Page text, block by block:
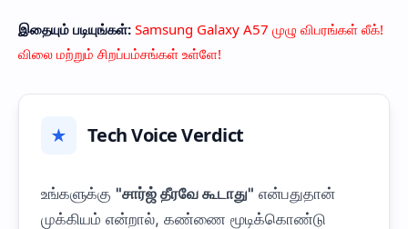
இதையும் படியுங்கள்: Samsung Galaxy A57 முழு விபரங்கள் லீக்!
விலை மற்றும் சிறப்பம்சங்கள் உள்ளே!
★ Tech Voice Verdict
உங்களுக்கு "சார்ஜ் தீரவே கூடாது" என்பதுதான்
முக்கியம் என்றால், கண்ணை மூடிக்கொண்டு